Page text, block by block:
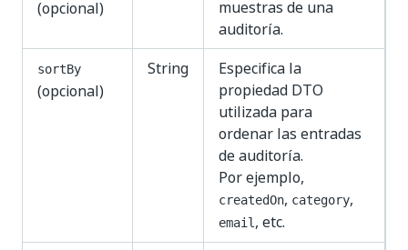
(opcional)
muestras de una
auditoría.
sortBy
(opcional)
String
Especifica la
propiedad DTO
utilizada para
ordenar las entradas
de auditoría.
Por ejemplo,
createdOn, category,
email , etc.